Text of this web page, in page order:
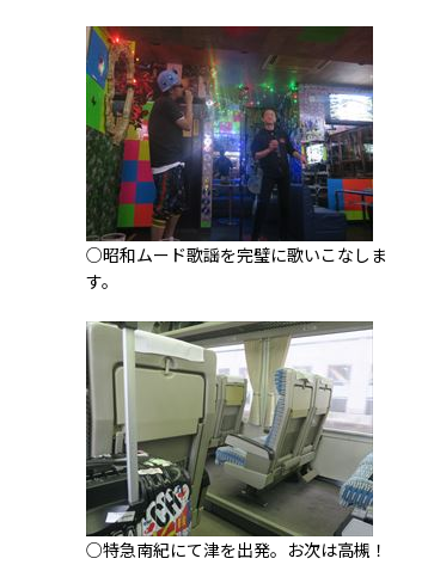
○昭和ムード歌謡を完璧に歌いこなしま
す。
○特急南紀にて津を出発。お次は高槻！